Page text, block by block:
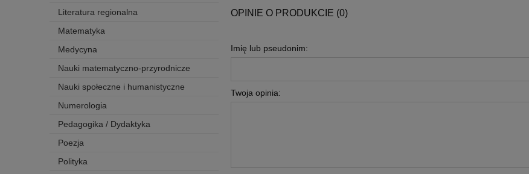
Literatura regionalna
Matematyka
Medycyna
Nauki matematyczno-przyrodnicze
Nauki społeczne i humanistyczne
Numerologia
Pedagogika / Dydaktyka
Poezja
Polityka
OPINIE O PRODUKCIE (0)
Imię lub pseudonim:
Twoja opinia: